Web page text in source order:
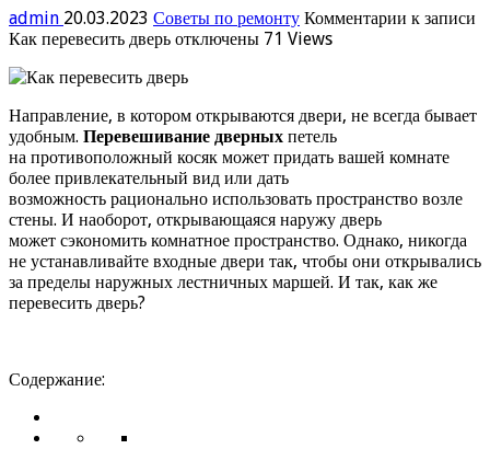
admin 20.03.2023 Советы по ремонту Комментарии к записи
Как перевесить дверь отключены 71 Views
Направление, в котором открываются двери, не всегда бывает
удобным. Перевешивание дверных петель
на противоположный косяк может придать вашей комнате
более привлекательный вид или дать
возможность рационально использовать пространство возле
стены. И наоборот, открывающаяся наружу дверь
может сэкономить комнатное пространство. Однако, никогда
не устанавливайте входные двери так, чтобы они открывались
за пределы наружных лестничных маршей. И так, как же
перевесить дверь?
Содержание: